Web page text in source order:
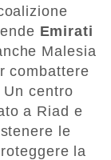
Emirati
Malesia
combattere
centro
a Riad e
le
la